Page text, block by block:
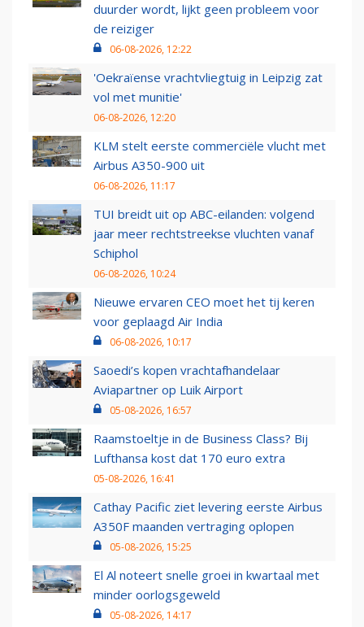
duurder wordt, lijkt geen probleem voor
de reiziger
06-08-2026, 12:22
'Oekraïense vrachtvliegtuig in Leipzig zat
vol met munitie'
06-08-2026, 12:20
KLM stelt eerste commerciële vlucht met
Airbus A350-900 uit
06-08-2026, 11:17
TUI breidt uit op ABC-eilanden: volgend
jaar meer rechtstreekse vluchten vanaf
Schiphol
06-08-2026, 10:24
Nieuwe ervaren CEO moet het tij keren
voor geplaagd Air India
06-08-2026, 10:17
Saoedi’s kopen vrachtafhandelaar
Aviapartner op Luik Airport
05-08-2026, 16:57
Raamstoeltje in de Business Class? Bij
Lufthansa kost dat 170 euro extra
05-08-2026, 16:41
Cathay Pacific ziet levering eerste Airbus
A350F maanden vertraging oplopen
05-08-2026, 15:25
El Al noteert snelle groei in kwartaal met
minder oorlogsgeweld
05-08-2026, 14:17